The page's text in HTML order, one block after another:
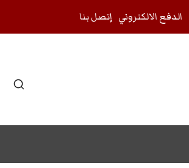
إتصل بنا الدفع الالكتروني